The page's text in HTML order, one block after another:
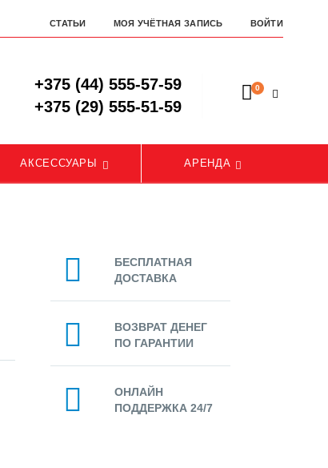
СТАТЬИ МОЯ УЧЁТНАЯ ЗАПИСЬ ВОЙТИ
+375 (44) 555-57-59
+375 (29) 555-51-59
0
АКСЕССУАРЫ АРЕНДА
БЕСПЛАТНАЯ
ДОСТАВКА
ВОЗВРАТ ДЕНЕГ
ПО ГАРАНТИИ
ОНЛАЙН
ПОДДЕРЖКА 24/7